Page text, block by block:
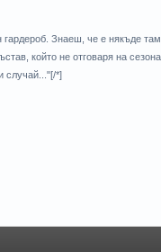
Знаеш, че е някъде
който не отговаря на
случай..."[/*]